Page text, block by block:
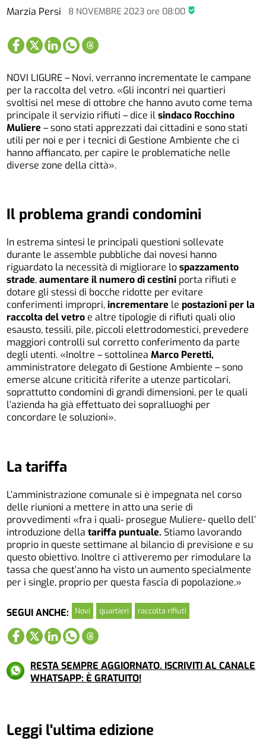
Marzia Persi 8 NOVEMBRE 2023ore 08:00
NOVI LIGURE – Novi, verranno incrementate le campane
per la raccolta del vetro. «Gli incontri nei quartieri
svoltisi nel mese di ottobre che hanno avuto come tema
principale il servizio rifiuti – dice ilsindaco Rocchino
Muliere– sono stati apprezzati dai cittadini e sono stati
utili per noi e per i tecnici di Gestione Ambiente che ci
hanno affiancato, per capire le problematiche nelle
diverse zone della città».
Il problema grandi condomini
In estrema sintesi le principali questioni sollevate
durante le assemble pubbliche dai novesi hanno
riguardato la necessità di migliorare lospazzamento
strade,aumentare il numero di cestini porta rifiuti e
dotare gli stessi di bocche ridotte per evitare
conferimenti impropri,incrementare lepostazioni per la
raccolta del vetro e altre tipologie di rifiuti quali olio
esausto, tessili, pile, piccoli elettrodomestici, prevedere
maggiori controlli sul corretto conferimento da parte
degli utenti. «Inoltre – sottolineaMarco Peretti,
amministratore delegato di Gestione Ambiente – sono
emerse alcune criticità riferite a utenze particolari,
soprattutto condomini di grandi dimensioni, per le quali
l’azienda ha già effettuato dei sopralluoghi per
concordare le soluzioni».
La tariffa
L’amministrazione comunale si è impegnata nel corso
delle riunioni a mettere in atto una serie di
provvedimenti «fra i quali- prosegue Muliere- quello dell’
introduzione dellatariffa puntuale. Stiamo lavorando
proprio in queste settimane al bilancio di previsione e su
questo obiettivo. Inoltre ci attiveremo per rimodulare la
tassa che quest’anno ha visto un aumento specialmente
per i single, proprio per questa fascia di popolazione.»
SEGUI ANCHE: Novi quartieri raccolta rifiuti
RESTA SEMPRE AGGIORNATO. ISCRIVITI AL CANALE
WHATSAPP: È GRATUITO!
Leggi l'ultima edizione